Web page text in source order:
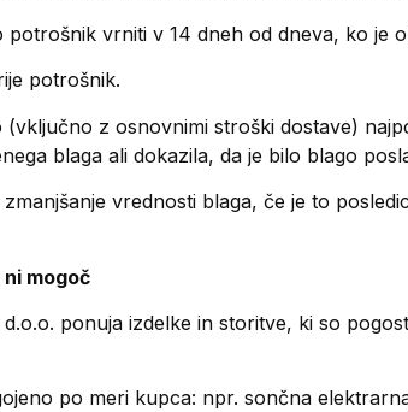
vrniti v 14 dneh od dneva, ko je
potrošnik.
z osnovnimi stroški dostave)
blaga ali dokazila, da je bilo blago
vrednosti blaga, če je to
mogoč
ponuja izdelke in storitve, ki so
po meri kupca: npr. sončna